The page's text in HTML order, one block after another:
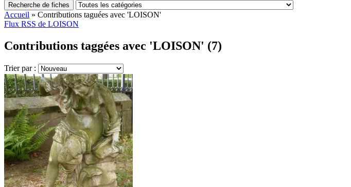
Recherche de fiches
Accueil » Contributions taguées avec 'LOISON'
Flux RSS de LOISON
Contributions taggées avec 'LOISON' (7)
Trier par :